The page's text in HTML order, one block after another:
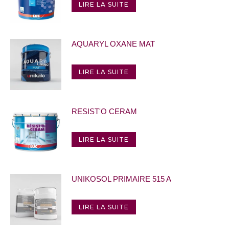
LIRE LA SUITE
AQUARYL OXANE MAT
LIRE LA SUITE
RESIST'O CERAM
LIRE LA SUITE
UNIKOSOL PRIMAIRE 515 A
LIRE LA SUITE